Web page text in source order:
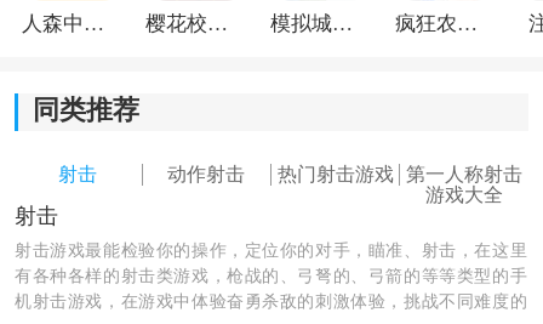
3、场景地图多样：
都会出现。不同地形对战斗方式有一定影响，有时需要
找掩体，有时则更考验观察和反应速度。
4、支持多人联机：
如果觉得单人闯关不过瘾，也能邀请朋友一起组队。多
人模式更看重配合，有人负责火力压制，有人负责掩护
推进，打起来会更有意思。
人森中文版 樱花校园模拟器1.048.00中文版 模拟城市我是巿长联机版 疯狂农场3美国派19
同类推荐
射击 动作射击 热门射击游戏
第一人称射击
游戏大全
射击
射击游戏最能检验你的操作，定位你的对手，瞄准、射击，在这里
有各种各样的射击类游戏，枪战的、弓弩的、弓箭的等等类型的手
机射击游戏，在游戏中体验奋勇杀敌的刺激体验，挑战不同难度的